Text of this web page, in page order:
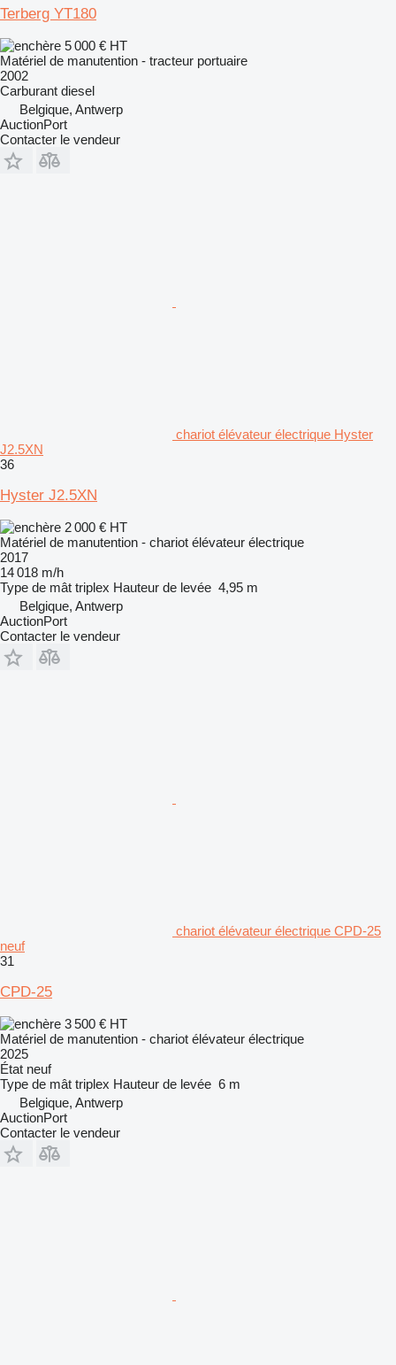
Terberg YT180
5 000 € HT
Matériel de manutention - tracteur portuaire
2002
Carburant diesel
Belgique, Antwerp
AuctionPort
Contacter le vendeur
chariot élévateur électrique Hyster
J2.5XN
36
Hyster J2.5XN
2 000 € HT
Matériel de manutention - chariot élévateur électrique
2017
14 018 m/h
Type de mât triplex Hauteur de levée 4,95 m
Belgique, Antwerp
AuctionPort
Contacter le vendeur
chariot élévateur électrique CPD-25
neuf
31
CPD-25
3 500 € HT
Matériel de manutention - chariot élévateur électrique
2025
État neuf
Type de mât triplex Hauteur de levée 6 m
Belgique, Antwerp
AuctionPort
Contacter le vendeur